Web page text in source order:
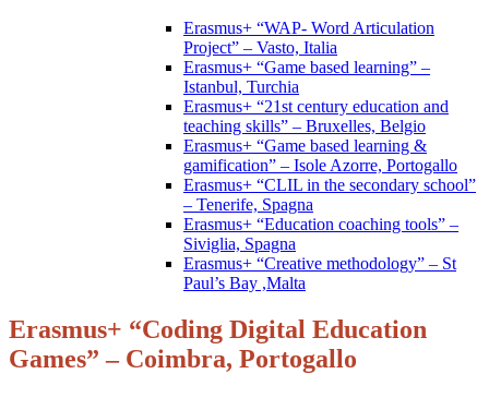
Erasmus+ “WAP- Word Articulation
Project” – Vasto, Italia
Erasmus+ “Game based learning” –
Istanbul, Turchia
Erasmus+ “21st century education and
teaching skills” – Bruxelles, Belgio
Erasmus+ “Game based learning &
gamification” – Isole Azorre, Portogallo
Erasmus+ “CLIL in the secondary school”
– Tenerife, Spagna
Erasmus+ “Education coaching tools” –
Siviglia, Spagna
Erasmus+ “Creative methodology” – St
Paul’s Bay ,Malta
Erasmus+ “Coding Digital Education
Games” – Coimbra, Portogallo